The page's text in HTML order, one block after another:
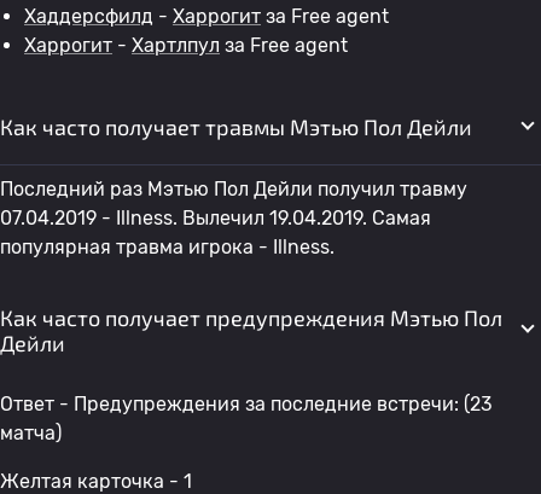
Хаддерсфилд - Харрогит за Free agent
Харрогит - Хартлпул за Free agent
Как часто получает травмы Мэтью Пол Дейли
Последний раз Мэтью Пол Дейли получил травму
07.04.2019 - Illness. Вылечил 19.04.2019. Самая
популярная травма игрока - Illness.
Как часто получает предупреждения Мэтью Пол
Дейли
Ответ - Предупреждения за последние встречи: (23
матча)
Желтая карточка - 1